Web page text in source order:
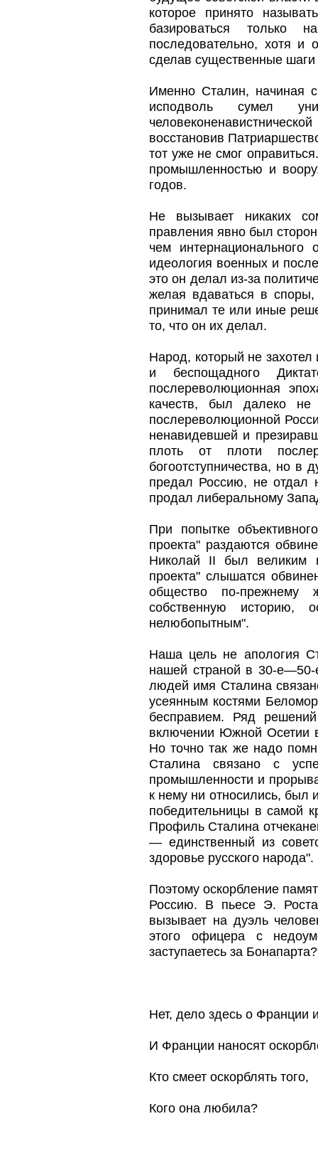
которое принято
базироваться только
последовательно, хотя и
сделав существенные шаги
Именно Сталин, начиная
исподволь сумел
восстановив
тот уже не смог
промышленностью и
годов.
Не вызывает никаких
правления явно был
чем интернационального
идеология военных и
это он делал из-за
желая вдаваться в
принимал те или иные
то, что он их делал.
Народ, который не
и беспощадного
послереволюционная
качеств, был далеко не
послереволюционной
ненавидевшей и
плоть от плоти
богоотступничества, но
предал Россию, не отдал
продал либеральному
При попытке
проекта" раздаются
Николай II был великим
проекта" слышатся
общество по-прежнему
собственную историю,
нелюбопытным".
Наша цель не апология
нашей страной в 30-е—50-
людей имя Сталина
усеянным костями
бесправием. Ряд
включении Южной Осетии
Но точно так же надо
Сталина связано с
промышленности и
к нему ни относились,
победительницы в самой
Профиль Сталина
— единственный из
здоровье русского народа".
Поэтому оскорбление
Россию. В пьесе Э.
вызывает на дуэль
этого офицера с
заступаетесь за
Нет, дело здесь о Франции
И Франции наносят
Кто смеет оскорблять того,
Кого она любила?